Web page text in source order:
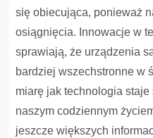
się obiecująca, ponieważ
osiągnięcia. Innowacje w
sprawiają, że urządzenia
bardziej wszechstronne w
miarę jak technologia
naszym codziennym
jeszcze większych